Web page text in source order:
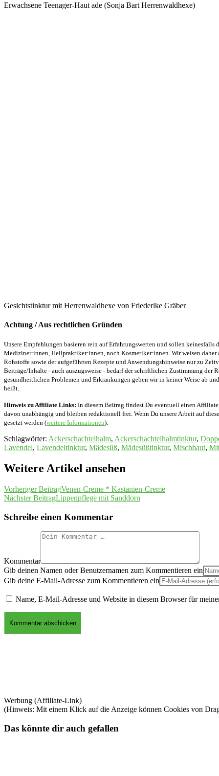
Erwachsene Teenager-Haut ade (Sonja Bart Herrenwaldhexe)
Gesichtstinktur mit Herrenwaldhexe von Friederike Gräber
Achtung / Aus rechtlichen Gründen
Unsere Empfehlungen basieren rein auf Erfahrungswerten und sollen
Mediziner:innen, Heilpraktiker:innen, noch Kosmetiker:innen. Wir weisen daher
Rohstoffe sowie der aufgeführten Rezepte und Anwendungshinweise nur zu
Beiträge/Inhalte - auch auszugsweise - bedarf der schriftlichen Zustimmung
gesundheitlichen Problemen und Erkrankungen geben wir in keiner Weise ab
heißt.
Hinweis zu Affiliate Links: In diesem Beitrag findest Du eventuell einen
davon unabhängig und bleiben redaktionell frei. Wenn Du unsere Arbeit auf
gesetzt werden (weitere Informationen).
Schlagwörter: Ackerschachtelhalm, Ackerschachtelhalmtinktur,
Lavendel, Lavendeltinktur, Mädesüß, Mädesüßtinktur, Mischhaut,
Weitere Artikel ansehen
Vorheriger BeitragVenen-Creme * Kastanien-Creme
Nächster BeitragLippenpflege mit Sanddorn
Schreibe einen Kommentar
Kommentar
Gib deinen Namen oder Benutzernamen zum Kommentieren ein
Gib deine E-Mail-Adresse zum Kommentieren ein
Name, E-Mail-Adresse und Website in diesem Browser für
Werbung (Affiliate-Link)
(Hinweis: Mit einem Klick auf die Anzeige können Cookies von
Das könnte dir auch gefallen